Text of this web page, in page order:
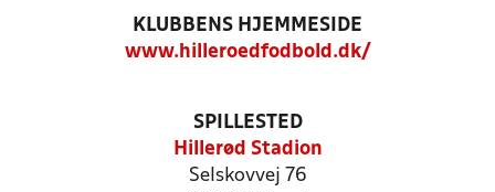
KLUBBENS HJEMMESIDE
www.hilleroedfodbold.dk/
SPILLESTED
Hillerød Stadion
Selskovvej 76